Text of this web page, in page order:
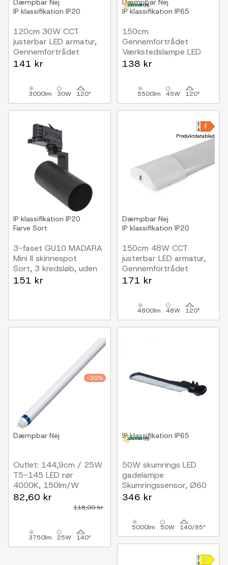
Dæmpbar Nej
IP klassifikation IP20
120cm 30W CCT
justerbar LED armatur,
Gennemfortrådet
Kan seriekobles
141 kr
3000lm 30W 120°
Dæmpbar Nej
IP klassifikation IP65
150cm
Gennemfortrådet
Værkstedslampe LED
45W LED armatur,
138 kr
5500lm 45W 120°
IP klassifikation IP20
Farve Sort
3-faset GU10 MADARA
Mini II skinnespot
Sort, 3 kredsløb, uden
lyskilde
151 kr
Produktdatablad
Dæmpbar Nej
IP klassifikation IP20
150cm 48W CCT
justerbar LED armatur,
Gennemfortrådet
Kan seriekobles
171 kr
4800lm 48W 120°
-30%
Dæmpbar Nej
Outlet: 144,9cm / 25W
T5-145 LED rør
4000K, 150lm/W
82,60 kr
118,00 kr
3750lm 25W 140°
IP klassifikation IP65
50W skumrings LED
gadelampe
Skumringssensor, Ø60
mm, IP65, sort, 230V
346 kr
5000lm 50W 140/85°